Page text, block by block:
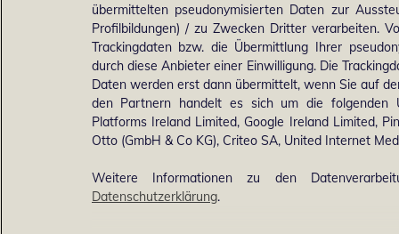
übermittelten pseudonymisierten Daten zur
Profilbildungen) / zu Zwecken Dritter verarbeiten.
Trackingdaten bzw. die Übermittlung Ihrer
durch diese Anbieter einer Einwilligung. Die
Daten werden erst dann übermittelt, wenn Sie auf
den Partnern handelt es sich um die folgenden
Platforms Ireland Limited, Google Ireland Limited,
Otto (GmbH & Co KG), Criteo SA, United Internet
Weitere Informationen zu den
Datenschutzerklärung.